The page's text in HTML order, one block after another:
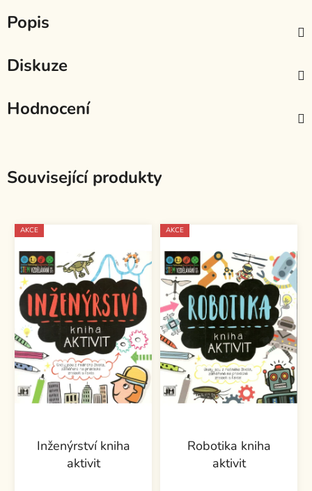
Popis
Diskuze
Hodnocení
Související produkty
AKCE
Inženýrství kniha
aktivit
AKCE
Robotika kniha
aktivit